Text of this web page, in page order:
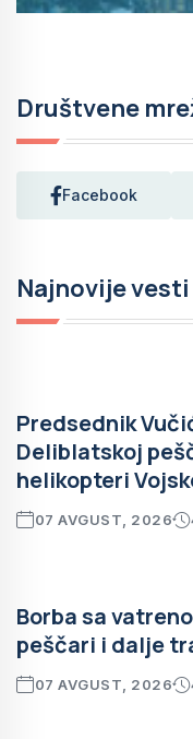
Društvene
Facebook
Najnovije vesti
Predsednik
Deliblatskoj
helikopteri
07 AVGUST, 2026
Borba sa
peščari i dalje
07 AVGUST, 2026